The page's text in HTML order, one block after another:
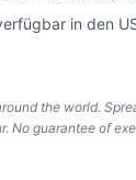
in den
the world.
No guarantee of